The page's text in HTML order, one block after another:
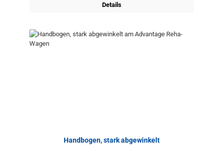
Details
Handbogen, stark abgewinkelt